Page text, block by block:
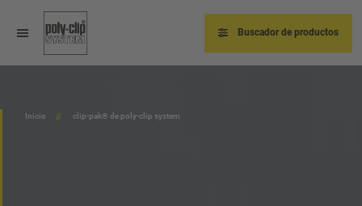
contenido
principal
Buscador de productos
Inicio clip-pak® de poly-clip system